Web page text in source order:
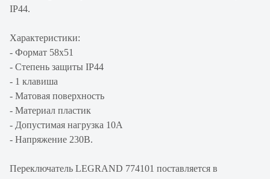
IP44.
Характеристики:
- Формат 58x51
- Степень защиты IP44
- 1 клавиша
- Матовая поверхность
- Материал пластик
- Допустимая нагрузка 10А
- Напряжение 230В.
Переключатель LEGRAND 774101 поставляется в